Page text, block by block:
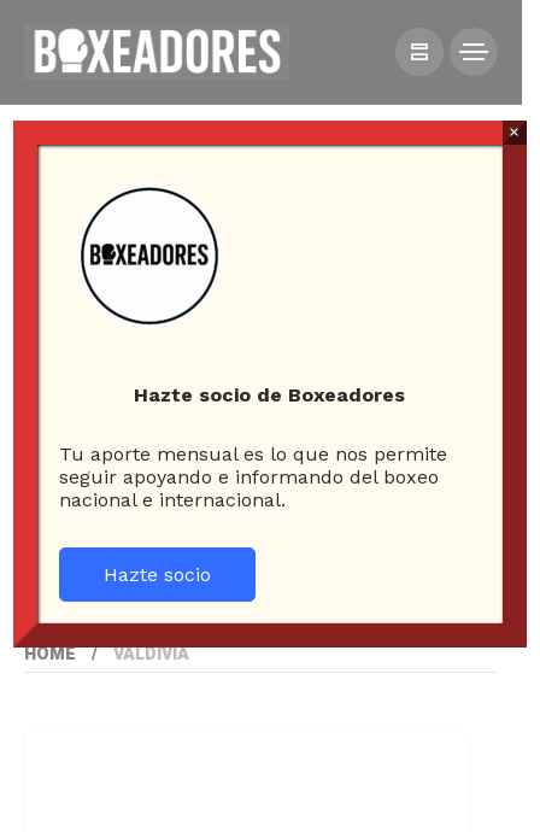
42
HOME VALDIVIA
Hazte socio de Boxeadores
Tu aporte mensual es lo que nos permite
seguir apoyando e informando del boxeo
nacional e internacional.
Hazte socio
×